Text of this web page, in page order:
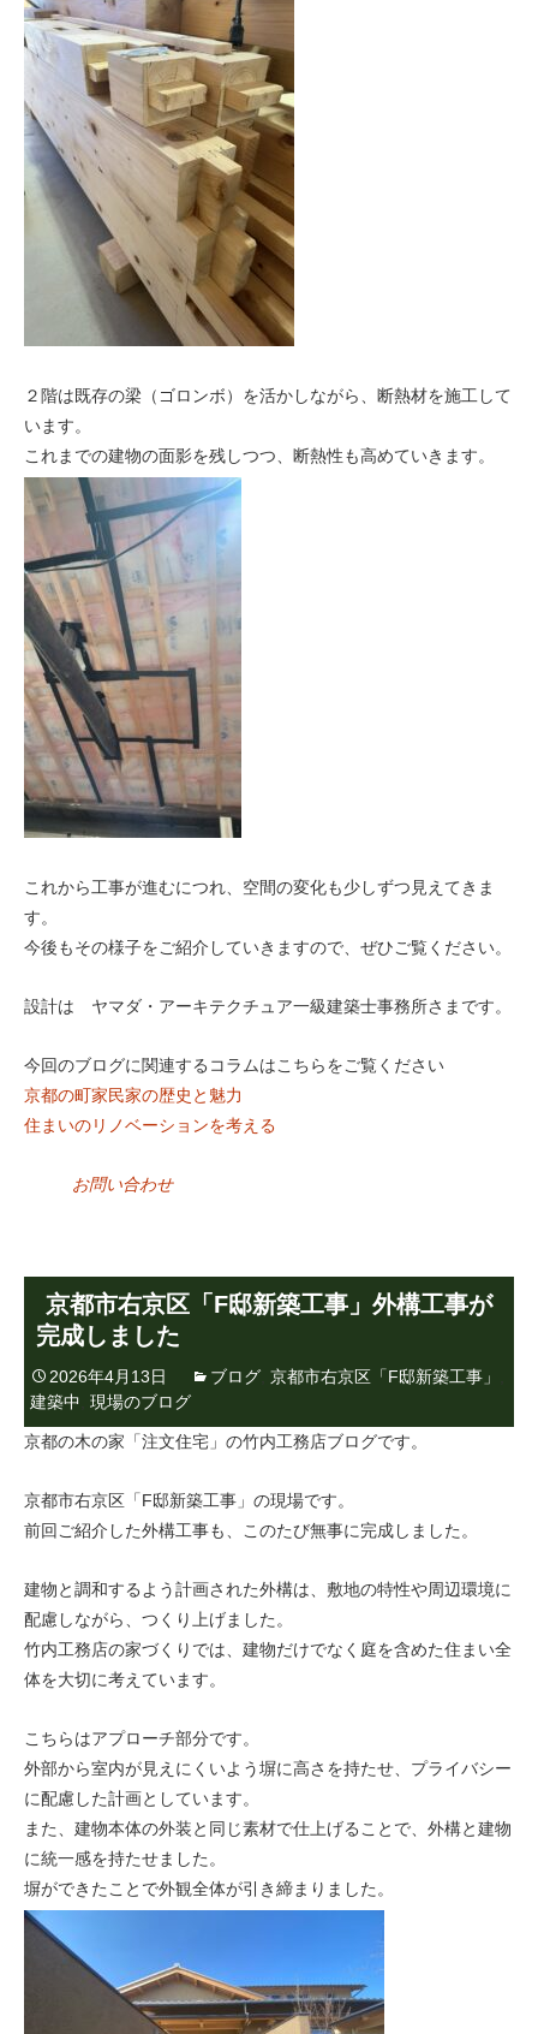
２階は既存の梁（ゴロンボ）を活かしながら、断熱材を施工して
います。
これまでの建物の面影を残しつつ、断熱性も高めていきます。
これから工事が進むにつれ、空間の変化も少しずつ見えてきま
す。
今後もその様子をご紹介していきますので、ぜひご覧ください。
設計は ヤマダ・アーキテクチュア一級建築士事務所さまです。
今回のブログに関連するコラムはこちらをご覧ください
京都の町家民家の歴史と魅力
住まいのリノベーションを考える
お問い合わせ
京都市右京区「F邸新築工事」外構工事が
完成しました
2026年4月13日 ブログ 京都市右京区「F邸新築工事」
建築中 現場のブログ
京都の木の家「注文住宅」の竹内工務店ブログです。
京都市右京区「F邸新築工事」の現場です。
前回ご紹介した外構工事も、このたび無事に完成しました。
建物と調和するよう計画された外構は、敷地の特性や周辺環境に
配慮しながら、つくり上げました。
竹内工務店の家づくりでは、建物だけでなく庭を含めた住まい全
体を大切に考えています。
こちらはアプローチ部分です。
外部から室内が見えにくいよう塀に高さを持たせ、プライバシー
に配慮した計画としています。
また、建物本体の外装と同じ素材で仕上げることで、外構と建物
に統一感を持たせました。
塀ができたことで外観全体が引き締まりました。